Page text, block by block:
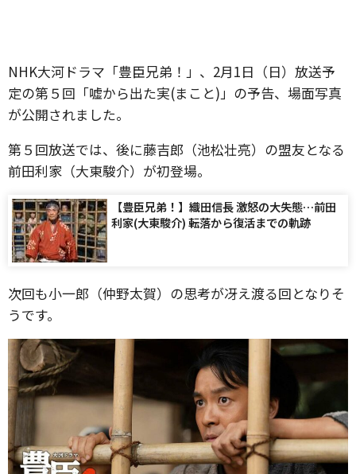
NHK大河ドラマ「豊臣兄弟！」、2月1日（日）放送予
定の第５回「嘘から出た実(まこと)」の予告、場面写真
が公開されました。
第５回放送では、後に藤吉郎（池松壮亮）の盟友となる
前田利家（大東駿介）が初登場。
【豊臣兄弟！】織田信長 激怒の大失態…前田
利家(大東駿介) 転落から復活までの軌跡
次回も小一郎（仲野太賀）の思考が冴え渡る回となりそ
うです。